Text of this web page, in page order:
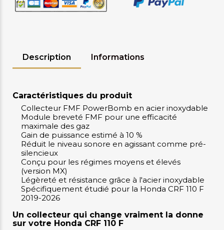
Description Informations
Caractéristiques du produit
Collecteur FMF PowerBomb en acier inoxydable
Module breveté FMF pour une efficacité
maximale des gaz
Gain de puissance estimé à 10 %
Réduit le niveau sonore en agissant comme pré-
silencieux
Conçu pour les régimes moyens et élevés
(version MX)
Légèreté et résistance grâce à l'acier inoxydable
Spécifiquement étudié pour la Honda CRF 110 F
2019-2026
Un collecteur qui change vraiment la donne
sur votre Honda CRF 110 F